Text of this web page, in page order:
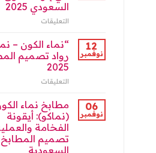
الرياضالسعودي 2025
التعليقات
مطابخ
نماء
الكون
السعودي
2025
مغلقة
12
نوفمبر
“نماء الكون –
رواد تصميم
2025
التعليقات
الكون
–
نماكو”:
رواد
تصميم
06
نوفمبر
مطابخ نماء
(نماكو): أيقونة
الفخامة
تصميم المطابخ
السعودية